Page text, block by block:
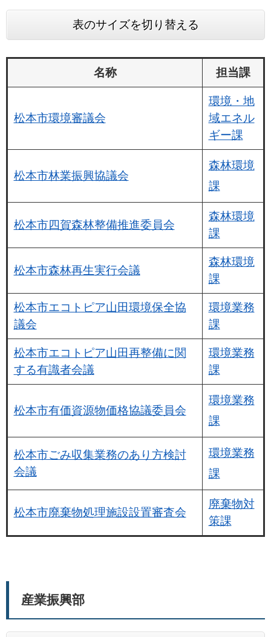
表のサイズを切り替える
名称 担当課
松本市環境審議会
環境・地
域エネル
ギー課
松本市林業振興協議会
森林環境
課
松本市四賀森林整備推進委員会
森林環境
課
松本市森林再生実行会議
森林環境
課
松本市エコトピア山田環境保全協
議会
環境業務
課
松本市エコトピア山田再整備に関
する有識者会議
環境業務
課
松本市有価資源物価格協議委員会
環境業務
課
松本市ごみ収集業務のあり方検討
会議
環境業務
課
松本市廃棄物処理施設設置審査会
廃棄物対
策課
産業振興部